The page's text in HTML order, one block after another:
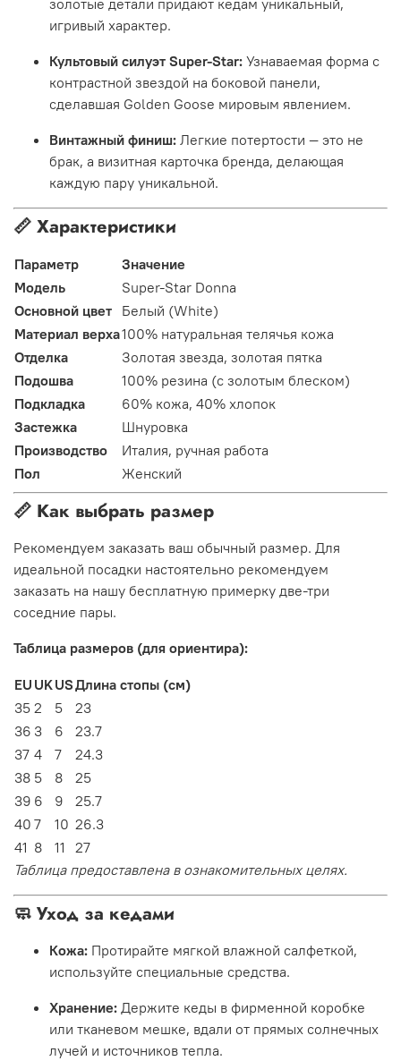
игривый характер.
Культовый силуэт Super-Star: Узнаваемая форма с
контрастной звездой на боковой панели,
сделавшая Golden Goose мировым явлением.
Винтажный финиш: Легкие потертости — это не
брак, а визитная карточка бренда, делающая
каждую пару уникальной.
📏 Характеристики
Параметр
Значение
Модель
Super-Star Donna
Основной цвет Белый (White)
Материал верха100% натуральная телячья кожа
Отделка
Золотая звезда, золотая пятка
Подошва
100% резина (с золотым блеском)
Подкладка
60% кожа, 40% хлопок
Застежка
Шнуровка
Производство
Италия, ручная работа
Пол
Женский
📏 Как выбрать размер
Рекомендуем заказать ваш обычный размер. Для
идеальной посадки настоятельно рекомендуем
заказать на нашу бесплатную примерку две-три
соседние пары.
Таблица размеров (для ориентира):
EU UKUSДлина стопы (см)
35 2 5
23
36 3 6
23.7
37 4 7
24.3
38 5 8
25
39 6 9
25.7
40 7 10 26.3
41 8 11
27
Таблица предоставлена в ознакомительных целях.
🧼 Уход за кедами
Кожа: Протирайте мягкой влажной салфеткой,
используйте специальные средства.
Хранение: Держите кеды в фирменной коробке
или тканевом мешке, вдали от прямых солнечных
лучей и источников тепла.